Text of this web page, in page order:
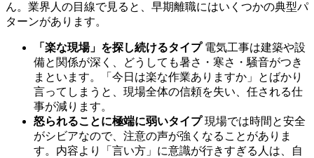
ん。業界人の目線で見ると、早期離職にはいくつかの典型パ
ターンがあります。
「楽な現場」を探し続けるタイプ電気工事は建築や設
備と関係が深く、どうしても暑さ・寒さ・騒音がつき
まといます。「今日は楽な作業ありますか」とばかり
言ってしまうと、現場全体の信頼を失い、任される仕
事が減ります。
怒られることに極端に弱いタイプ現場では時間と安全
がシビアなので、注意の声が強くなることがありま
す。内容より「言い方」に意識が行きすぎる人は、自